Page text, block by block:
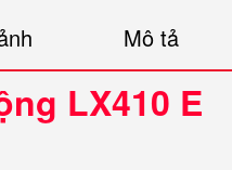
Mô tả
LX410 E